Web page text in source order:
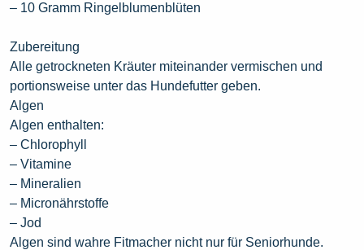
– 10 Gramm Ringelblumenblüten
Zubereitung
Alle getrockneten Kräuter miteinander vermischen und
portionsweise unter das Hundefutter geben.
Algen
Algen enthalten:
– Chlorophyll
– Vitamine
– Mineralien
– Micronährstoffe
– Jod
Algen sind wahre Fitmacher nicht nur für Seniorhunde.